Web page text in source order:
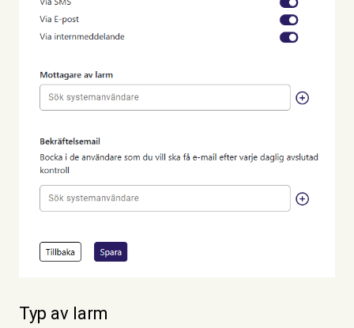
Typ av larm